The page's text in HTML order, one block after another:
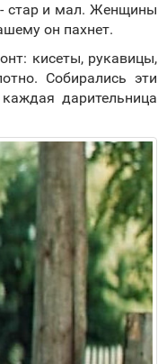
- стар и мал. Женщины
он пахнет.
кисеты, рукавицы,
Собирались эти
дарительница